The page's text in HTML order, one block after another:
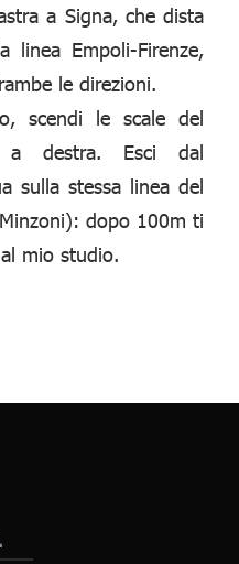
a Signa, che dista
linea Empoli-Firenze,
le direzioni.
scendi le scale del
a destra. Esci dal
sulla stessa linea del
dopo 100m ti
mio studio.